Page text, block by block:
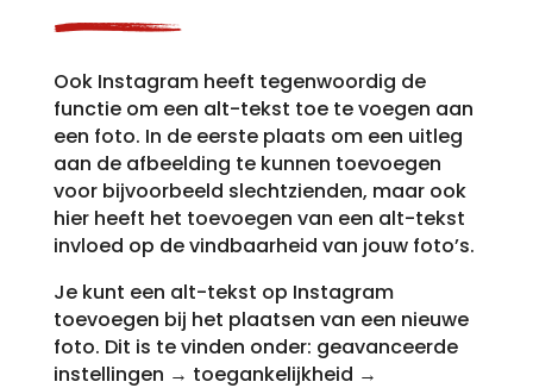
Ook Instagram heeft tegenwoordig de
functie om een alt-tekst toe te voegen aan
een foto. In de eerste plaats om een uitleg
aan de afbeelding te kunnen toevoegen
voor bijvoorbeeld slechtzienden, maar ook
hier heeft het toevoegen van een alt-tekst
invloed op de vindbaarheid van jouw foto’s.
Je kunt een alt-tekst op Instagram
toevoegen bij het plaatsen van een nieuwe
foto. Dit is te vinden onder: geavanceerde
instellingen → toegankelijkheid →